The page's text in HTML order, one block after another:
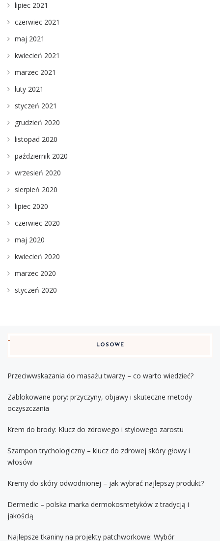
lipiec 2021
czerwiec 2021
maj 2021
kwiecień 2021
marzec 2021
luty 2021
styczeń 2021
grudzień 2020
listopad 2020
październik 2020
wrzesień 2020
sierpień 2020
lipiec 2020
czerwiec 2020
maj 2020
kwiecień 2020
marzec 2020
styczeń 2020
LOSOWE
Przeciwwskazania do masażu twarzy – co warto wiedzieć?
Zablokowane pory: przyczyny, objawy i skuteczne metody
oczyszczania
Krem do brody: Klucz do zdrowego i stylowego zarostu
Szampon trychologiczny – klucz do zdrowej skóry głowy i
włosów
Kremy do skóry odwodnionej – jak wybrać najlepszy produkt?
Dermedic – polska marka dermokosmetyków z tradycją i
jakością
Najlepsze tkaniny na projekty patchworkowe: Wybór